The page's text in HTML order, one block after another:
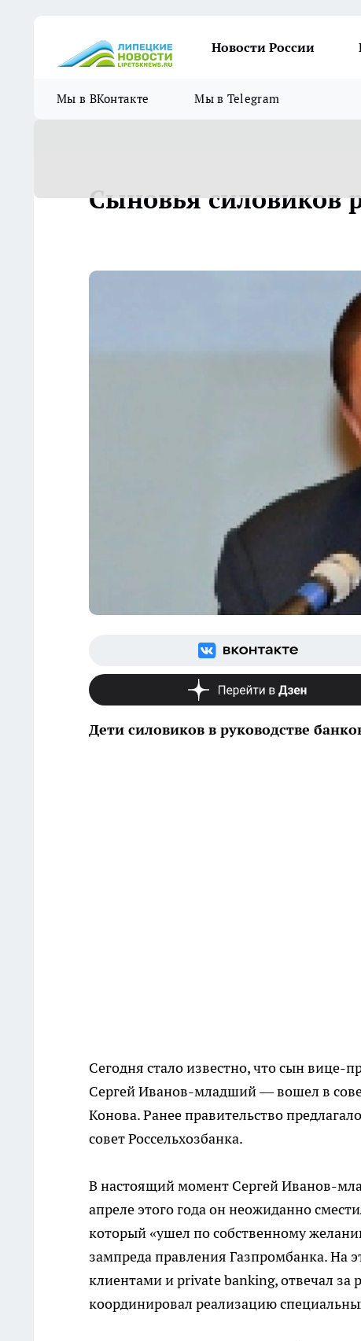
Новости России
Мы в ВКонтакте Мы в Telegram
Сыновья силовиков
Дети силовиков в руководстве
Сегодня стало известно, что сын
Сергей Иванов-младший — вошел в
Конова. Ранее правительство
совет Россельхозбанка.
В настоящий момент Сергей Иванов-
апреле этого года он неожиданно
который «ушел по собственному
зампреда правления Газпромбанка. На
клиентами и private banking, отвечал за
координировал реализацию